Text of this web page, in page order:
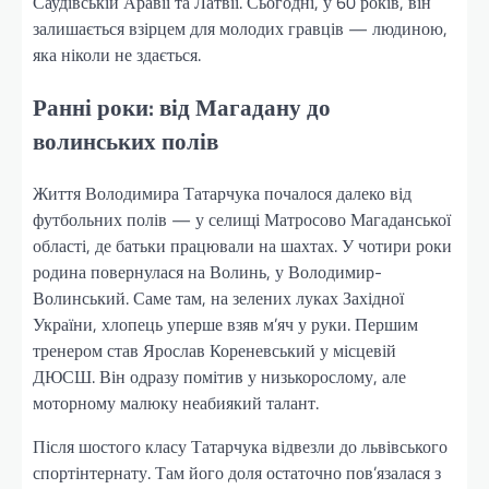
залишається взірцем для молодих гравців — людиною,
яка ніколи не здається.
Ранні роки: від Магадану до
волинських полів
Життя Володимира Татарчука почалося далеко від
футбольних полів — у селищі Матросово Магаданської
області, де батьки працювали на шахтах. У чотири роки
родина повернулася на Волинь, у Володимир-
Волинський. Саме там, на зелених луках Західної
України, хлопець уперше взяв м’яч у руки. Першим
тренером став Ярослав Кореневський у місцевій
ДЮСШ. Він одразу помітив у низькорослому, але
моторному малюку неабиякий талант.
Після шостого класу Татарчука відвезли до львівського
спортінтернату. Там його доля остаточно пов’язалася з